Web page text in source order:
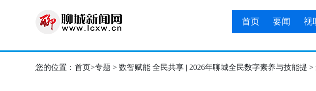
首页 要闻 视
您的位置： 首页>专题 > 数智赋能 全民共享 | 2026年聊城全民数字素养与技能提 >